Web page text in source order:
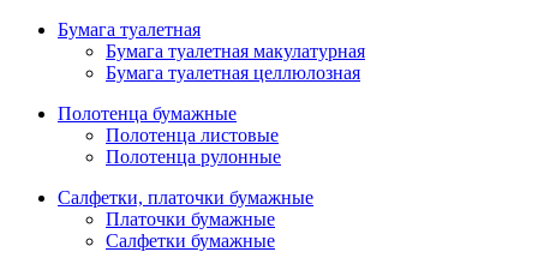
Бумага туалетная
Бумага туалетная макулатурная
Бумага туалетная целлюлозная
Полотенца бумажные
Полотенца листовые
Полотенца рулонные
Салфетки, платочки бумажные
Платочки бумажные
Салфетки бумажные